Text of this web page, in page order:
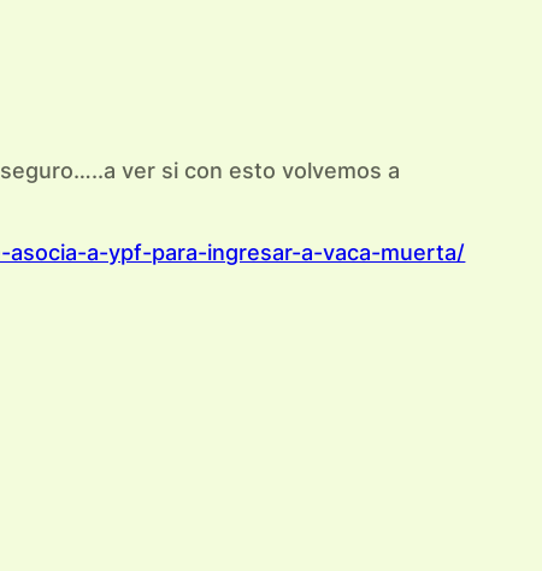
ver si con esto volvemos a
a-ypf-para-ingresar-a-vaca-muerta/